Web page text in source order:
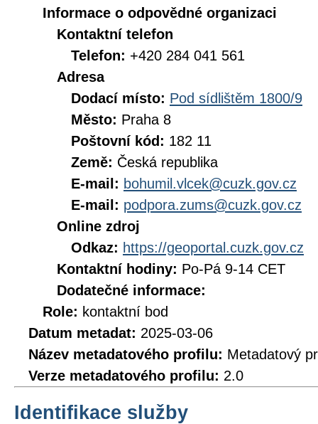
Informace o odpovědné organizaci
Kontaktní telefon
Telefon: +420 284 041 561
Adresa
Dodací místo: Pod sídlištěm 1800/9
Město: Praha 8
Poštovní kód: 182 11
Země: Česká republika
E-mail: bohumil.vlcek@cuzk.gov.cz
E-mail: podpora.zums@cuzk.gov.cz
Online zdroj
Odkaz: https://geoportal.cuzk.gov.cz
Kontaktní hodiny: Po-Pá 9-14 CET
Dodatečné informace:
Role: kontaktní bod
Datum metadat: 2025-03-06
Název metadatového profilu: Metadatový
Verze metadatového profilu: 2.0
Identifikace služby